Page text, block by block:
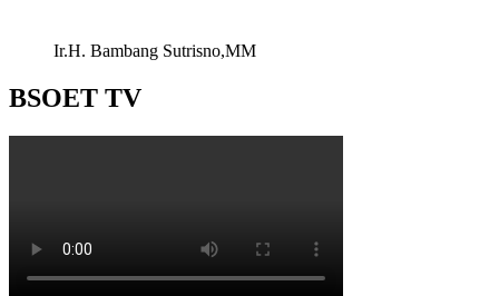
Ir.H. Bambang Sutrisno,MM
BSOET TV